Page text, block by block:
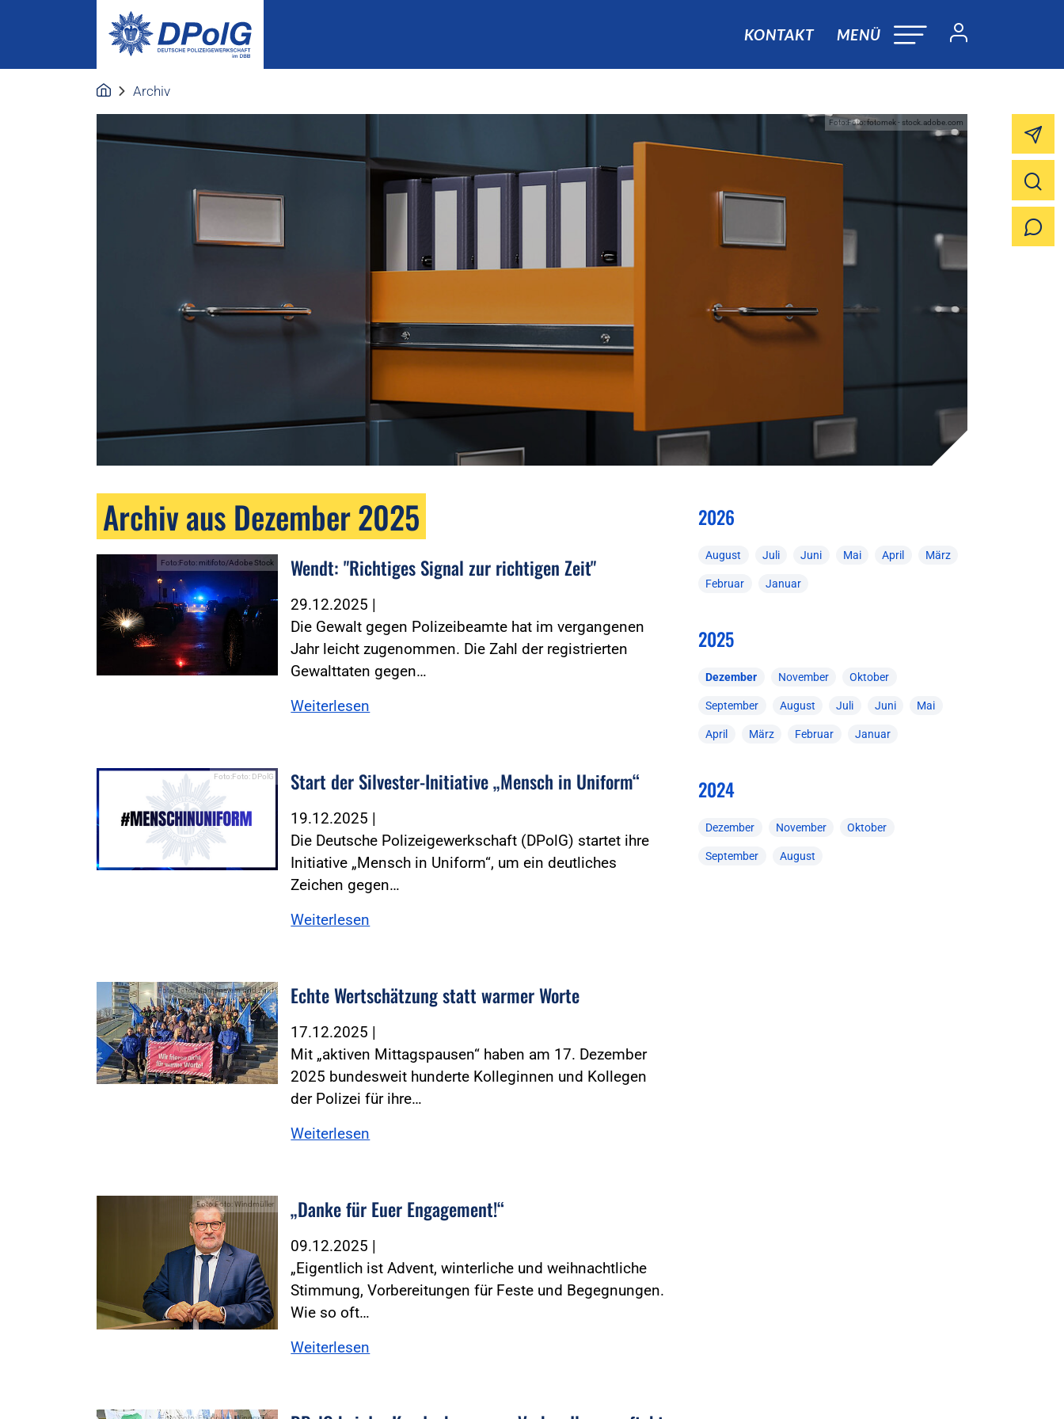
KONTAKT MENÜ
Archiv
Foto:Foto: fotomek - stock.adobe.com
Archiv aus Dezember 2025
Foto:Foto: mitifoto/Adobe Stock Wendt: "Richtiges Signal zur richtigen Zeit"
29.12.2025 |
Die Gewalt gegen Polizeibeamte hat im vergangenen
Jahr leicht zugenommen. Die Zahl der registrierten
Gewalttaten gegen…
Weiterlesen
Foto:Foto: DPolG Start der Silvester-Initiative „Mensch in Uniform“
19.12.2025 |
Die Deutsche Polizeigewerkschaft (DPolG) startet ihre
Initiative „Mensch in Uniform“, um ein deutliches
Zeichen gegen…
Weiterlesen
Foto:Foto: Morgenstern und Zind Echte Wertschätzung statt warmer Worte
17.12.2025 |
Mit „aktiven Mittagspausen“ haben am 17. Dezember
2025 bundesweit hunderte Kolleginnen und Kollegen
der Polizei für ihre…
Weiterlesen
Foto:Foto: Windmüller „Danke für Euer Engagement!“
09.12.2025 |
„Eigentlich ist Advent, winterliche und weihnachtliche
Stimmung, Vorbereitungen für Feste und Begegnungen.
Wie so oft…
Weiterlesen
2026
August Juli Juni Mai April März
Februar Januar
2025
Dezember November Oktober
September August Juli Juni Mai
April März Februar Januar
2024
Dezember November Oktober
September August